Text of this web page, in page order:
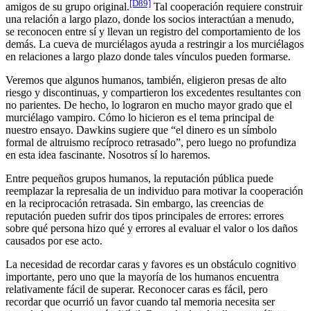
amigos de su grupo original. [D89] Tal cooperación requiere construir
una relación a largo plazo, donde los socios interactúan a menudo,
se reconocen entre sí y llevan un registro del comportamiento de los
demás. La cueva de murciélagos ayuda a restringir a los murciélagos
en relaciones a largo plazo donde tales vínculos pueden formarse.
Veremos que algunos humanos, también, eligieron presas de alto
riesgo y discontinuas, y compartieron los excedentes resultantes con
no parientes. De hecho, lo lograron en mucho mayor grado que el
murciélago vampiro. Cómo lo hicieron es el tema principal de
nuestro ensayo. Dawkins sugiere que “el dinero es un símbolo
formal de altruismo recíproco retrasado”, pero luego no profundiza
en esta idea fascinante. Nosotros sí lo haremos.
Entre pequeños grupos humanos, la reputación pública puede
reemplazar la represalia de un individuo para motivar la cooperación
en la reciprocación retrasada. Sin embargo, las creencias de
reputación pueden sufrir dos tipos principales de errores: errores
sobre qué persona hizo qué y errores al evaluar el valor o los daños
causados por ese acto.
La necesidad de recordar caras y favores es un obstáculo cognitivo
importante, pero uno que la mayoría de los humanos encuentra
relativamente fácil de superar. Reconocer caras es fácil, pero
recordar que ocurrió un favor cuando tal memoria necesita ser